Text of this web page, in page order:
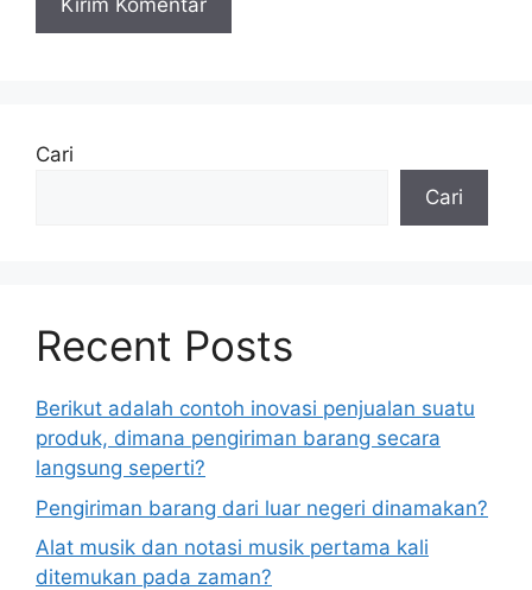
Cari
Cari
Recent Posts
Berikut adalah contoh inovasi penjualan suatu
produk, dimana pengiriman barang secara
langsung seperti?
Pengiriman barang dari luar negeri dinamakan?
Alat musik dan notasi musik pertama kali
ditemukan pada zaman?